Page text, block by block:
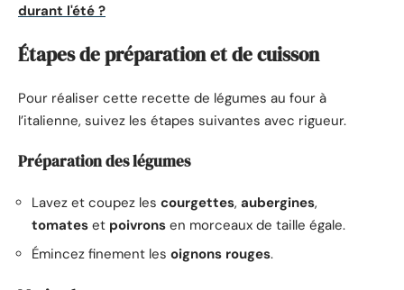
durant l'été ?
Étapes de préparation et de cuisson
Pour réaliser cette recette de légumes au four à
l’italienne, suivez les étapes suivantes avec rigueur.
Préparation des légumes
Lavez et coupez les courgettes, aubergines,
tomates et poivrons en morceaux de taille égale.
Émincez finement les oignons rouges.